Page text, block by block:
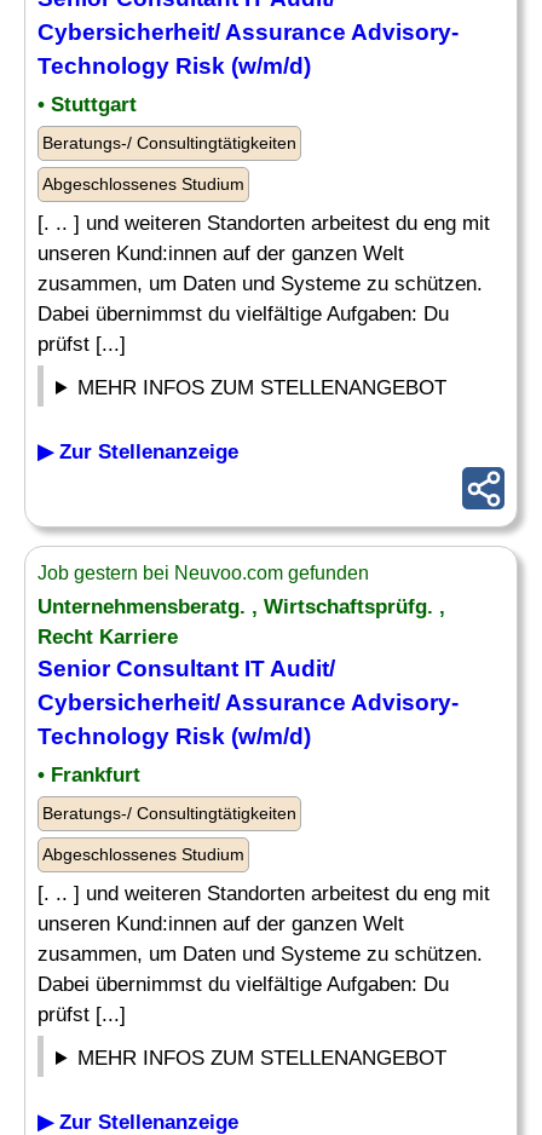
Cybersicherheit/ Assurance Advisory-
Technology Risk (w/m/d)
• Stuttgart
Beratungs-/ Consultingtätigkeiten
Abgeschlossenes Studium
[. .. ] und weiteren Standorten arbeitest du eng mit
unseren Kund:innen auf der ganzen Welt
zusammen, um Daten und Systeme zu schützen.
Dabei übernimmst du vielfältige Aufgaben: Du
prüfst [...]
MEHR INFOS ZUM STELLENANGEBOT
▶ Zur Stellenanzeige
Job gestern bei Neuvoo.com gefunden
Unternehmensberatg. , Wirtschaftsprüfg. ,
Recht Karriere
SeniorConsultant IT Audit/
Cybersicherheit/ Assurance Advisory-
Technology Risk (w/m/d)
• Frankfurt
Beratungs-/ Consultingtätigkeiten
Abgeschlossenes Studium
[. .. ] und weiteren Standorten arbeitest du eng mit
unseren Kund:innen auf der ganzen Welt
zusammen, um Daten und Systeme zu schützen.
Dabei übernimmst du vielfältige Aufgaben: Du
prüfst [...]
MEHR INFOS ZUM STELLENANGEBOT
▶ Zur Stellenanzeige